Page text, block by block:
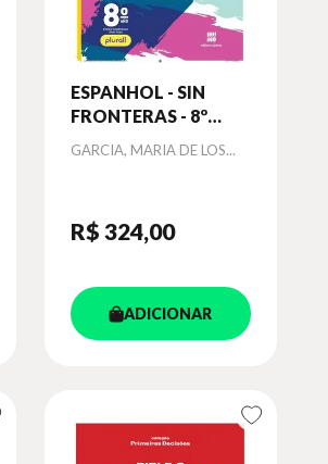
ESPANHOL - SIN
FRONTERAS - 8º
ANO - ALUNO
Autor
GARCIA, MARIA DE LOS...
R$ 324,00
ADICIONAR